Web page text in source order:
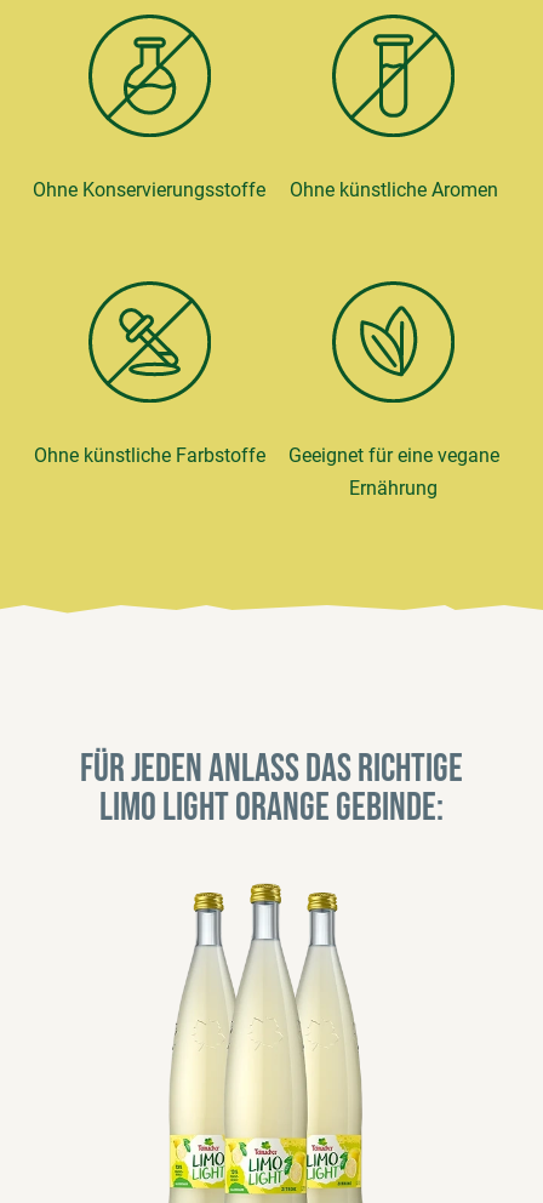
Ohne Konservierungsstoffe Ohne künstliche Aromen
Ohne künstliche Farbstoffe
Geeignet für eine vegane
Ernährung
Für jeden Anlass das richtige
Limo Light Orange Gebinde: